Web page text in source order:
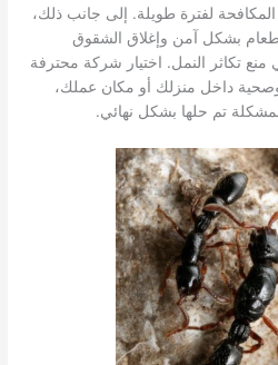
المكافحة لفترة طويلة. إلى جانب ذلك،
بشكل آمن وإغلاق الشقوق
تكاثر النمل. اختيار شركة محترفة
داخل منزلك أو مكان عملك،
تم حلها بشكل نهائي.